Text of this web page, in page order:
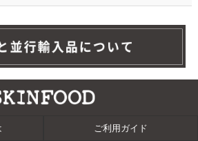
ご利用ガイド